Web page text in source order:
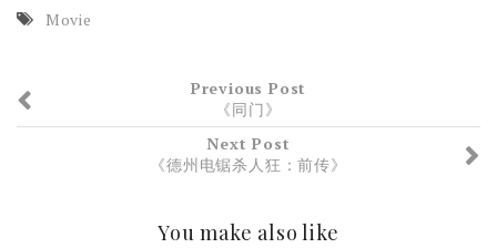
Movie
Previous Post
《同门》
Next Post
《德州电锯杀人狂：前传》
You make also like